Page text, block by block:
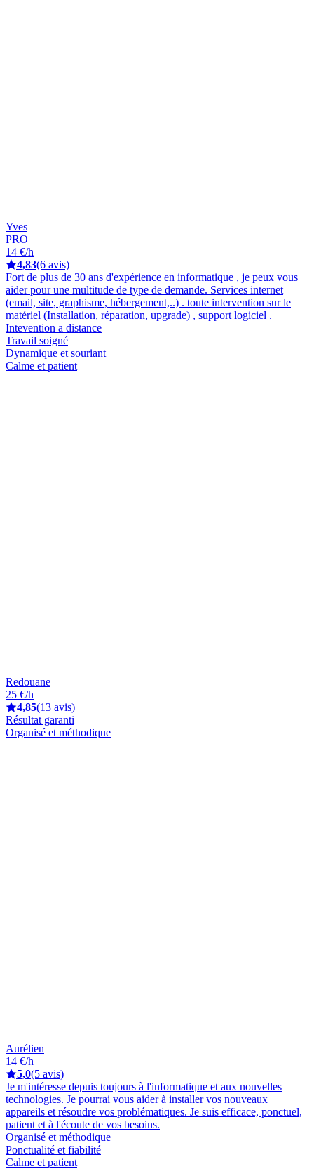
Yves
PRO
14 €/h
4,83(6 avis)
Fort de plus de 30 ans d'expérience en informatique , je peux vous
aider pour une multitude de type de demande. Services internet
(email, site, graphisme, hébergement,..) . toute intervention sur le
matériel (Installation, réparation, upgrade) , support logiciel .
Intevention a distance
Travail soigné
Dynamique et souriant
Calme et patient
Redouane
25 €/h
4,85(13 avis)
Résultat garanti
Organisé et méthodique
Aurélien
14 €/h
5,0(5 avis)
Je m'intéresse depuis toujours à l'informatique et aux nouvelles
technologies. Je pourrai vous aider à installer vos nouveaux
appareils et résoudre vos problématiques. Je suis efficace, ponctuel,
patient et à l'écoute de vos besoins.
Organisé et méthodique
Ponctualité et fiabilité
Calme et patient